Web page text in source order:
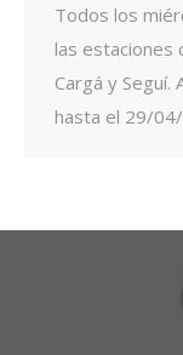
Todos los
las estaciones
Cargá y
hasta el 29/